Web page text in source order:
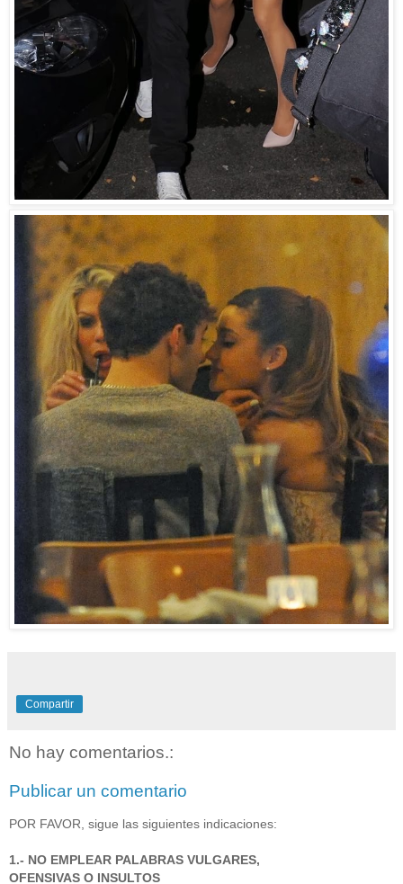
Compartir
No hay comentarios.:
Publicar un comentario
POR FAVOR, sigue las siguientes indicaciones:
1.- NO EMPLEAR PALABRAS VULGARES,
OFENSIVAS O INSULTOS